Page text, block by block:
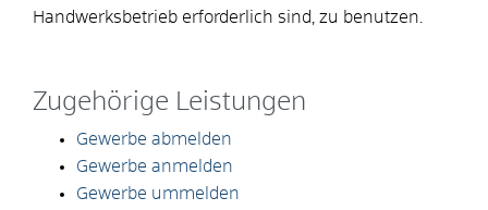
Handwerksbetrieb erforderlich sind, zu benutzen.
Zugehörige Leistungen
Gewerbe abmelden
Gewerbe anmelden
Gewerbe ummelden